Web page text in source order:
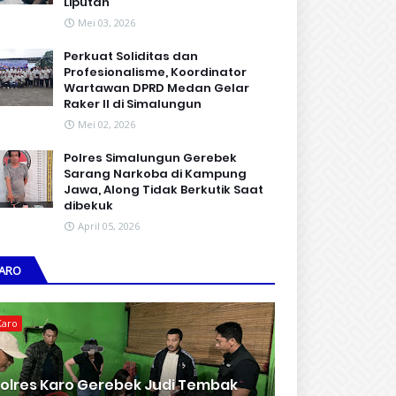
Mei 03, 2026
Perkuat Soliditas dan
Profesionalisme, Koordinator
Wartawan DPRD Medan Gelar
Raker II di Simalungun
Mei 02, 2026
Polres Simalungun Gerebek
Sarang Narkoba di Kampung
Jawa, Along Tidak Berkutik Saat
dibekuk
April 05, 2026
Karo Gerebek Judi Tembak